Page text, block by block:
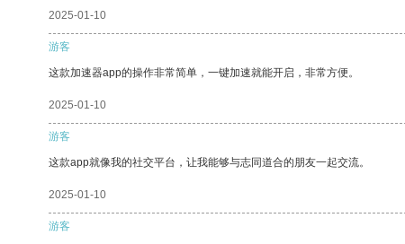
2025-01-10
游客
这款加速器app的操作非常简单，一键加速就能开启，非常方便。
2025-01-10
游客
这款app就像我的社交平台，让我能够与志同道合的朋友一起交流。
2025-01-10
游客